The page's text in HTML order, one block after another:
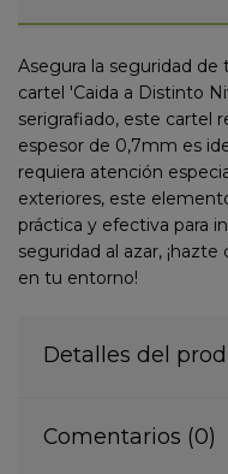
Asegura la seguridad
cartel 'Caida a Distinto
serigrafiado, este cartel
espesor de 0,7mm es
requiera atención
exteriores, este
práctica y efectiva para
seguridad al azar,
en tu entorno!
Detalles del
Comentarios (0)